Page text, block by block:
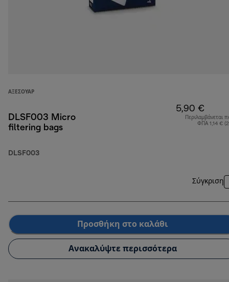
ΑΞΕΣΟΥΆΡ
DLSF003 Micro
filtering bags
DLSF003
5,90 €
Περιλαμβάνεται
ΦΠΑ 1,14 €
Σύγκριση
Προσθήκη στο καλάθι
Ανακαλύψτε περισσότερα